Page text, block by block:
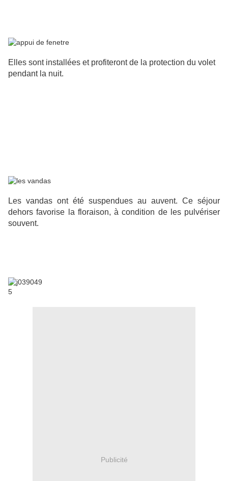
Elles sont installées et profiteront de la protection du volet
pendant la nuit.
Les vandas ont été suspendues au auvent. Ce séjour
dehors favorise la floraison, à condition de les pulvériser
souvent.
Publicité